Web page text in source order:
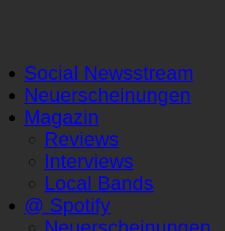
Social Newsstream
Neuerscheinungen
Magazin
Reviews
Interviews
Local Bands
@ Spotify